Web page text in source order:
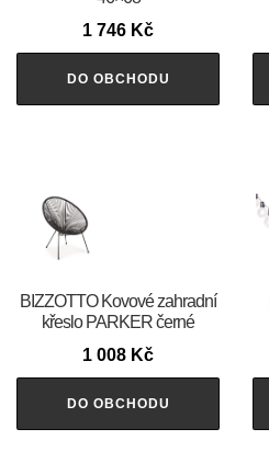
1 746 Kč
DO OBCHODU
BIZZOTTO Kovové zahradní
křeslo PARKER černé
1 008 Kč
DO OBCHODU